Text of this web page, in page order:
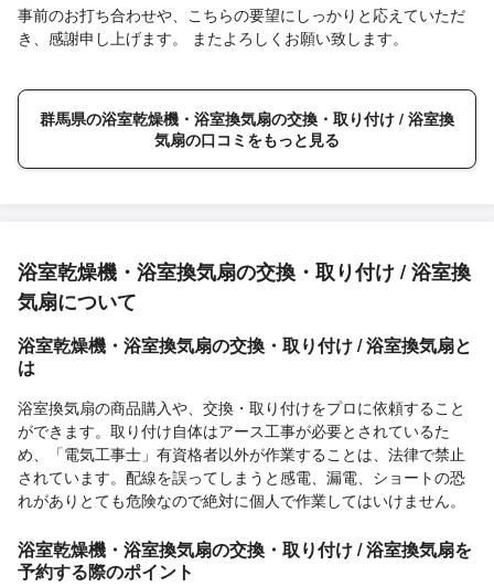
事前のお打ち合わせや、こちらの要望にしっかりと応えていただ
き、感謝申し上げます。 またよろしくお願い致します。
群馬県の浴室乾燥機・浴室換気扇の交換・取り付け / 浴室換
気扇の口コミをもっと見る
浴室乾燥機・浴室換気扇の交換・取り付け / 浴室換
気扇について
浴室乾燥機・浴室換気扇の交換・取り付け / 浴室換気扇と
は
浴室換気扇の商品購入や、交換・取り付けをプロに依頼すること
ができます。取り付け自体はアース工事が必要とされているた
め、「電気工事士」有資格者以外が作業することは、法律で禁止
されています。配線を誤ってしまうと感電、漏電、ショートの恐
れがありとても危険なので絶対に個人で作業してはいけません。
浴室乾燥機・浴室換気扇の交換・取り付け / 浴室換気扇を
予約する際のポイント